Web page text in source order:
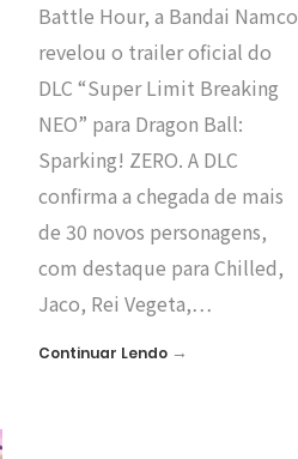
Battle Hour, a Bandai Namco
revelou o trailer oficial do
DLC “Super Limit Breaking
NEO” para Dragon Ball:
Sparking! ZERO. A DLC
confirma a chegada de mais
de 30 novos personagens,
com destaque para Chilled,
Jaco, Rei Vegeta,…
Continuar Lendo →